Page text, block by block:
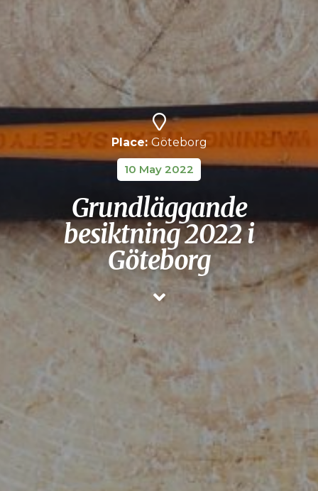
Place: Göteborg
10 May 2022
Grundläggande
besiktning 2022 i
Göteborg